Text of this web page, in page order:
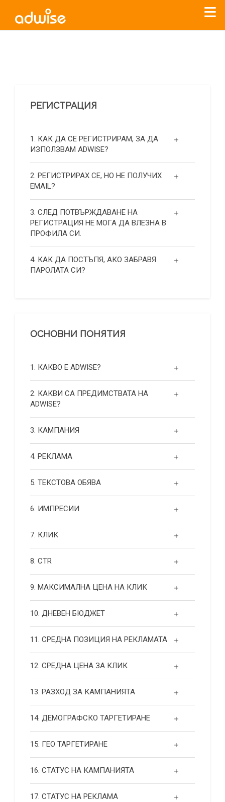
РЕГИСТРАЦИЯ
1. КАК ДА СЕ РЕГИСТРИРАМ, ЗА ДА
ИЗПОЛЗВАМ ADWISE?
2. РЕГИСТРИРАХ СЕ, НО НЕ ПОЛУЧИХ
EMAIL?
3. СЛЕД ПОТВЪРЖДАВАНЕ НА
РЕГИСТРАЦИЯ НЕ МОГА ДА ВЛЕЗНА В
ПРОФИЛА СИ.
4. КАК ДА ПОСТЪПЯ, АКО ЗАБРАВЯ
ПАРОЛАТА СИ?
ОСНОВНИ ПОНЯТИЯ
1. КАКВО Е ADWISE?
2. КАКВИ СА ПРЕДИМСТВАТА НА
ADWISE?
3. КАМПАНИЯ
4. РЕКЛАМА
5. ТЕКСТОВА ОБЯВА
6. ИМПРЕСИИ
7. КЛИК
8. CTR
9. МАКСИМАЛНА ЦЕНА НА КЛИК
10. ДНЕВЕН БЮДЖЕТ
11. СРЕДНА ПОЗИЦИЯ НА РЕКЛАМАТА
12. СРЕДНА ЦЕНА ЗА КЛИК
13. РАЗХОД ЗА КАМПАНИЯТА
14. ДЕМОГРАФСКО ТАРГЕТИРАНЕ
15. ГЕО ТАРГЕТИРАНЕ
16. СТАТУС НА КАМПАНИЯТА
17. СТАТУС НА РЕКЛАМА